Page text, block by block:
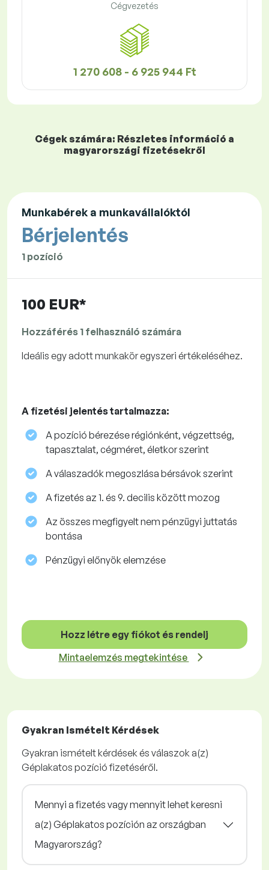
Cégvezetés
1 270 608 - 6 925 944 Ft
Cégek számára: Részletes információ a
magyarországi fizetésekről
Munkabérek a munkavállalóktól
Bérjelentés
1 pozíció
100 EUR*
Hozzáférés 1 felhasználó számára
Ideális egy adott munkakör egyszeri értékeléséhez.
A fizetési jelentés tartalmazza:
A pozíció bérezése régiónként, végzettség,
tapasztalat, cégméret, életkor szerint
A válaszadók megoszlása ​​bérsávok szerint
A fizetés az 1. és 9. decilis között mozog
Az összes megfigyelt nem pénzügyi juttatás
bontása
Pénzügyi előnyök elemzése
Hozz létre egy fiókot és rendelj
Mintaelemzés megtekintése
Gyakran Ismételt Kérdések
Gyakran ismételt kérdések és válaszok a(z)
Géplakatos pozíció fizetéséről.
Mennyi a fizetés vagy mennyit lehet keresni
a(z) Géplakatos pozíción az országban
Magyarország?